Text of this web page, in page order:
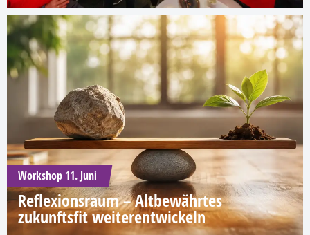
Workshop 11. Juni
Reflexionsraum – Altbewährtes
zukunftsfit weiterentwickeln